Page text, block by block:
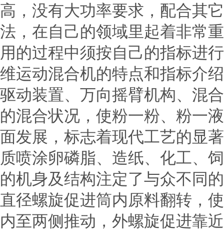
高，没有大功率要求，配合其
法，在自己的领域里起着非常
用的过程中须按自己的指标进
维运动混合机的特点和指标
驱动装置、万向摇臂机构、混
的混合状况，使粉一粉、粉一
面发展，标志着现代工艺的显
质喷涂卵磷脂、造纸、化工、
的机身及结构注定了与众不同
直径螺旋促进筒内原料翻转，
内至两侧推动，外螺旋促进靠